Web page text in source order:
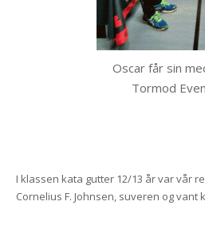
Oscar får sin
Tormod
I klassen kata gutter 12/13 år var vår
Cornelius F. Johnsen, suveren og vant